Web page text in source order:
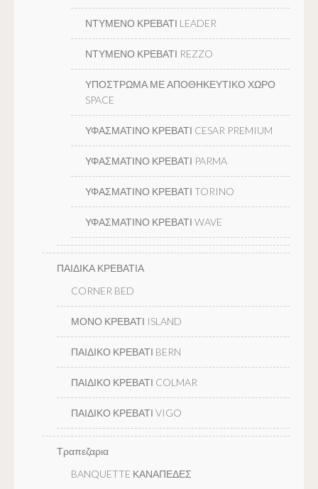
ΝΤΥΜΕΝΟ ΚΡΕΒΑΤΙ LEADER
ΝΤΥΜΕΝΟ ΚΡΕΒΑΤΙ REZZO
ΥΠΟΣΤΡΩΜΑ ΜΕ ΑΠΟΘΗΚΕΥΤΙΚΟ ΧΩΡΟ
SPACE
ΥΦΑΣΜΑΤΙΝΟ ΚΡΕΒΑΤΙ CESAR PREMIUM
ΥΦΑΣΜΑΤΙΝΟ ΚΡΕΒΑΤΙ PARMA
ΥΦΑΣΜΑΤΙΝΟ ΚΡΕΒΑΤΙ TORINO
ΥΦΑΣΜΑΤΙΝΟ ΚΡΕΒΑΤΙ WAVE
ΠΑΙΔΙΚΑ ΚΡΕΒΑΤΙΑ
CORNER BED
ΜΟΝΟ ΚΡΕΒΑΤΙ ISLAND
ΠΑΙΔΙΚΟ ΚΡΕΒΑΤΙ BERN
ΠΑΙΔΙΚΟ ΚΡΕΒΑΤΙ COLMAR
ΠΑΙΔΙΚΟ ΚΡΕΒΑΤΙ VIGO
Τραπεζαρια
BANQUETTE ΚΑΝΑΠΕΔΕΣ